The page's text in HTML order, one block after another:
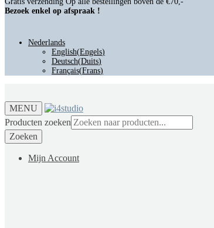
Bezoek enkel op afspraak !
Nederlands
English(Engels)
Deutsch(Duits)
Français(Frans)
MENU
Producten zoeken
Zoeken
Mijn Account